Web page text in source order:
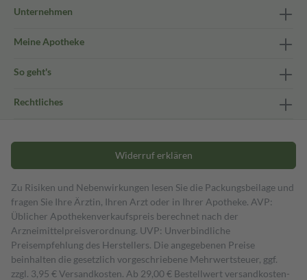
Unternehmen
Meine Apotheke
So geht's
Rechtliches
Widerruf erklären
Zu Risiken und Nebenwirkungen lesen Sie die Packungsbeilage und
fragen Sie Ihre Ärztin, Ihren Arzt oder in Ihrer Apotheke. AVP:
Üblicher Apothekenverkaufspreis berechnet nach der
Arzneimittelpreisverordnung. UVP: Unverbindliche
Preisempfehlung des Herstellers. Die angegebenen Preise
beinhalten die gesetzlich vorgeschriebene Mehrwertsteuer, ggf.
zzgl. 3,95 € Versandkosten. Ab 29,00 € Bestell­wert versand­kosten­